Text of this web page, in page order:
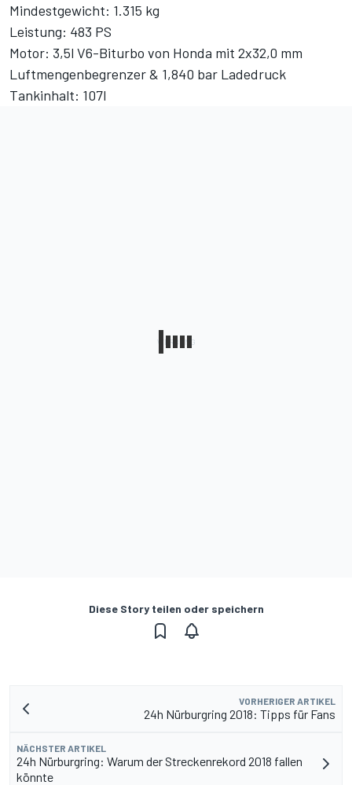
Mindestgewicht: 1.315 kg
Leistung: 483 PS
Motor: 3,5l V6-Biturbo von Honda mit 2x32,0 mm
Luftmengenbegrenzer & 1,840 bar Ladedruck
Tankinhalt: 107l
Diese Story teilen oder speichern
VORHERIGER ARTIKEL
24h Nürburgring 2018: Tipps für Fans
NÄCHSTER ARTIKEL
24h Nürburgring: Warum der Streckenrekord 2018 fallen
könnte